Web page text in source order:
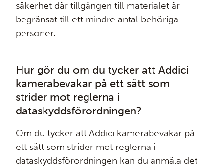
säkerhet där tillgången till materialet är
begränsat till ett mindre antal behöriga
personer.
Hur gör du om du tycker att Addici
kamerabevakar på ett sätt som
strider mot reglerna i
dataskyddsförordningen?
Om du tycker att Addici kamerabevakar på
ett sätt som strider mot reglerna i
dataskyddsförordningen kan du anmäla det